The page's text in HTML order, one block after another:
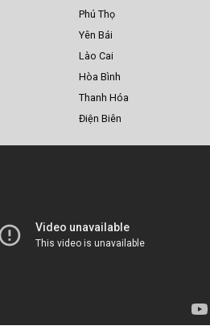
Phú Thọ
Yên Bái
Lào Cai
Hòa Bình
Thanh Hóa
Điện Biên